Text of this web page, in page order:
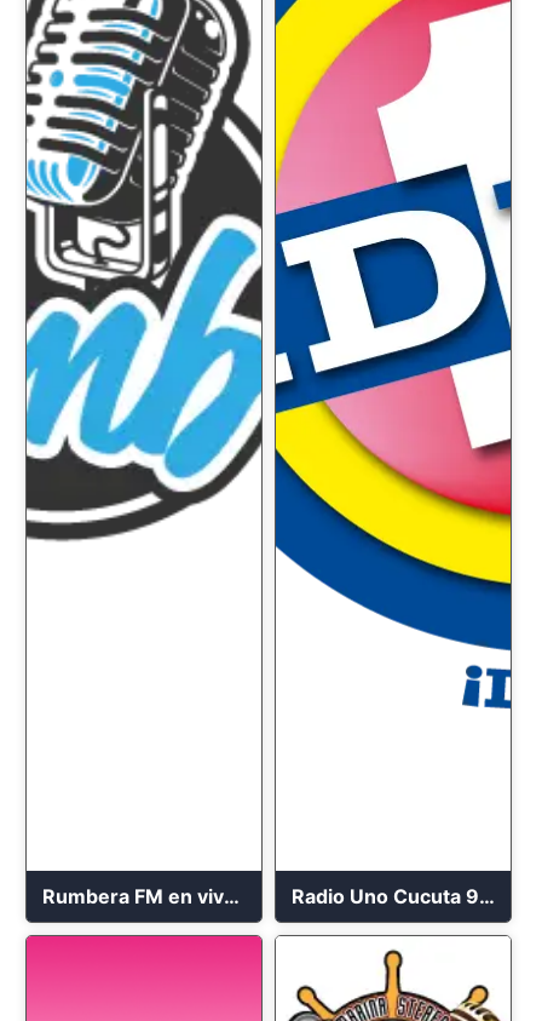
Rumbera FM en vivo 24/7 Radio Uno Cucuta 91.7 FM